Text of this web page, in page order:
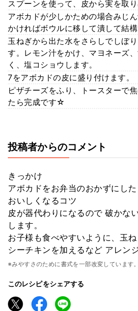
スプーンを使って、皮から実を取り
アボカドが少しかための場合みじ
かければボウルに移して潰して結構
玉ねぎから出た水をさらしでしぼ
す。レモン汁をかけ、マヨネーズ
く、塩コショウします。
7をアボカドの皮に盛り付けます。
ピザチーズをふり、トースターで
たら完成です☆
投稿者からのコメント
きっかけ
アボカドをお弁当のおかずにし
おいしくなるコツ
皮が器代わりになるので 破かな
します。
お子様も食べやすいように、玉ね
シーチキンを加えるなど アレン
※みやすさのために書式を一部改変しています。
このレシピをシェアする